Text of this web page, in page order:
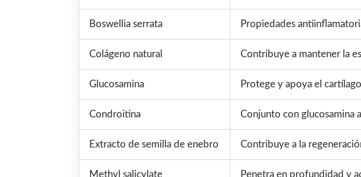
Boswellia serrata Propiedades
Colágeno natural Contribuye a mantener la
Glucosamina Protege y apoya el
Condroitina Conjunto con glucosamina
Extracto de semilla de enebro Contribuye a la
Methyl salicylate Penetra en profundidad y